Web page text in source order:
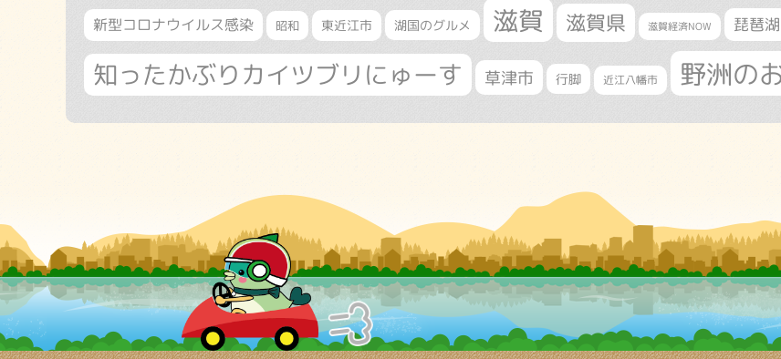
新型コロナウイルス感染 昭和 東近江市 湖国のグルメ 滋賀 滋賀県 滋賀経済NOW 琵琶湖
知ったかぶりカイツブリにゅーす 草津市 行脚 近江八幡市 野洲の